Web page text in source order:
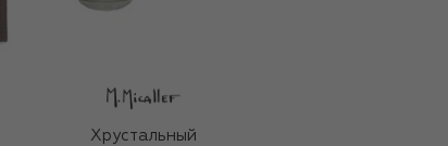
Хрустальный